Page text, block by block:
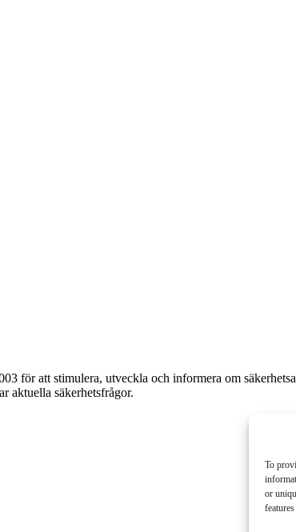
To
or
för att stimulera, utveckla och informera om
aktuella säkerhetsfrågor.